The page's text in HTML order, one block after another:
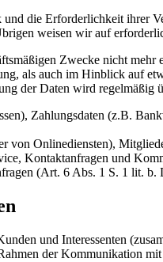
die Erforderlichkeit ihrer
weisen wir auf
Zwecke nicht
als auch im Hinblick auf
der Daten wird
Zahlungsdaten (z.B.
von Onlinediensten),
Kontaktanfragen und
(Art. 6 Abs. 1 S. 1 lit.
und Interessenten
der Kommunikation